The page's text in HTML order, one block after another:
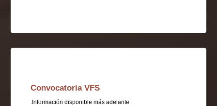
Convocatoria VFS
Información disponible más adelante.